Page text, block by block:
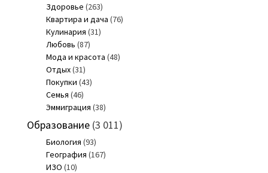
Здоровье (263)
Квартира и дача (76)
Кулинария (31)
Любовь (87)
Мода и красота (48)
Отдых(31)
Покупки (43)
Семья (46)
Эммиграция (38)
Образование(3 011)
Биология (93)
География (167)
ИЗО (10)